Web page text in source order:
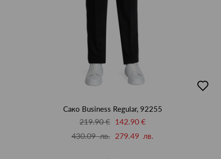
в
Сако Business Regular, 92255
219.90 € 142.90 €
430.09 лв. 279.49 лв.